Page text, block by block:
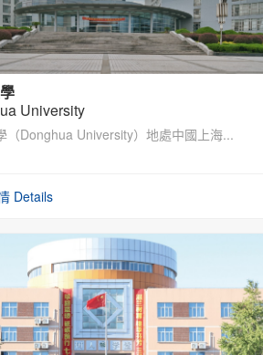
University
（Donghua University）地處中國上海...
Details